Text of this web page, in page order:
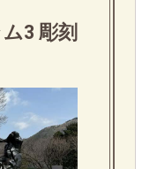
3 彫刻